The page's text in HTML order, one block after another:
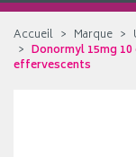
Accueil Marque
Donormyl 15mg
effervescents